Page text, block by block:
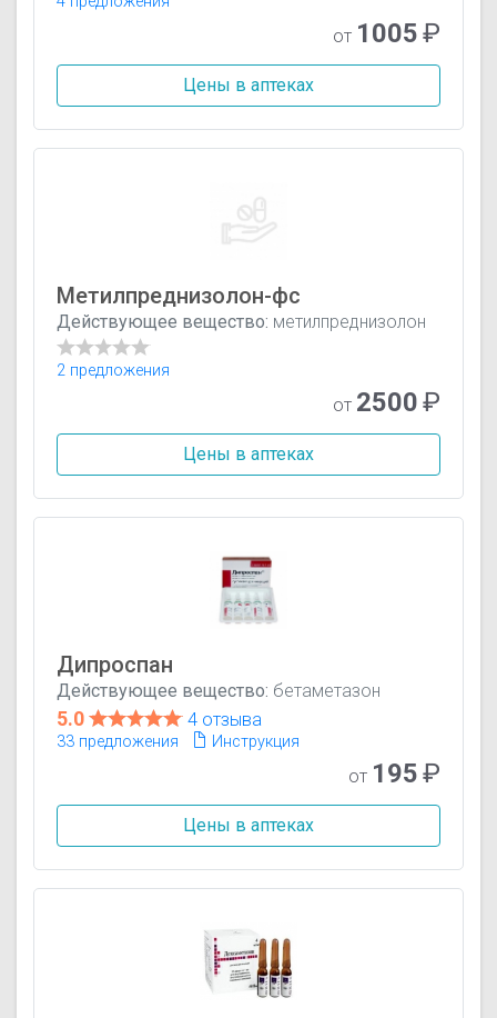
от 1005₽
Цены в аптеках
Метилпреднизолон-фс
Действующее вещество: метилпреднизолон
2 предложения
от 2500₽
Цены в аптеках
Дипроспан
Действующее вещество: бетаметазон
5.0 4 отзыва
33 предложения Инструкция
от 195₽
Цены в аптеках